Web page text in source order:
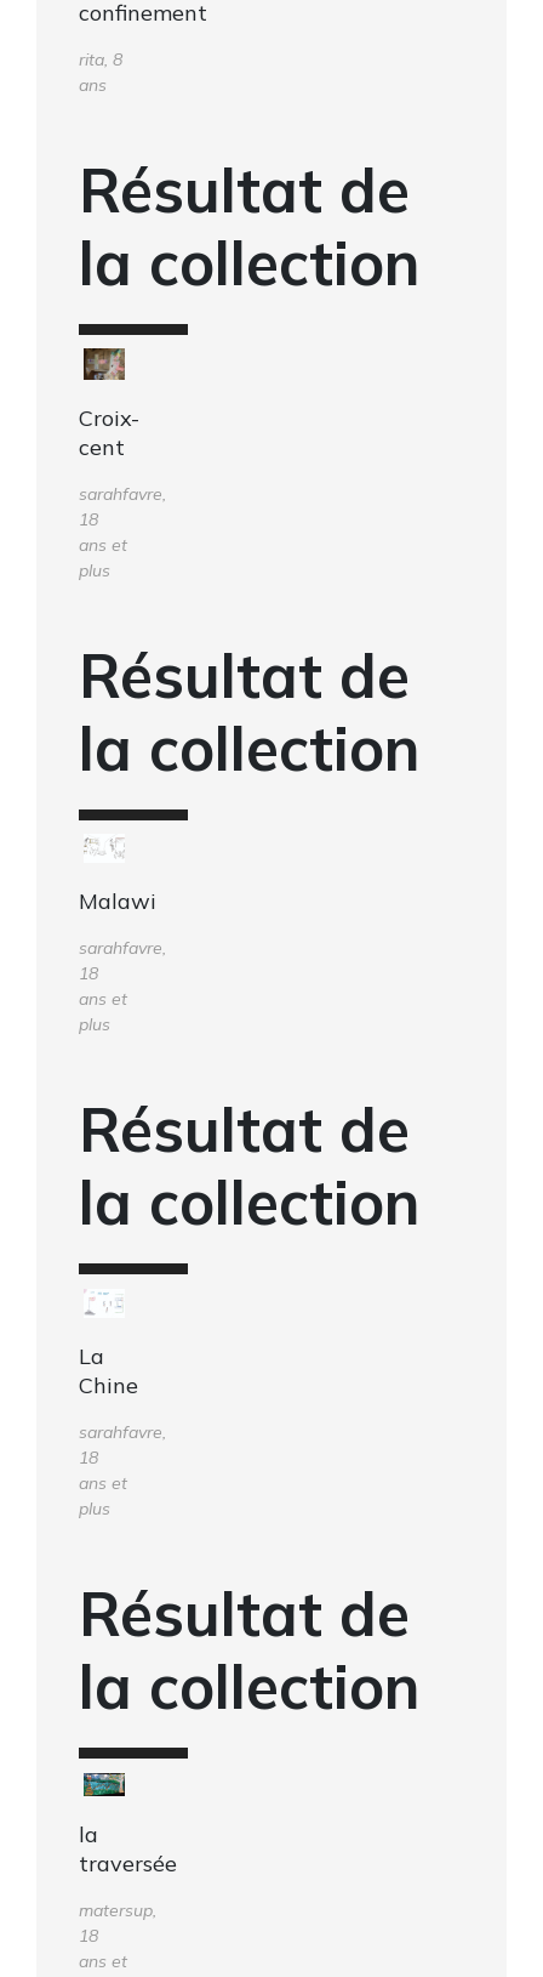
confinement
rita, 8
ans
Résultat de
la collection
Croix-
cent
sarahfavre,
18
ans et
plus
Résultat de
la collection
Malawi
sarahfavre,
18
ans et
plus
Résultat de
la collection
La
Chine
sarahfavre,
18
ans et
plus
Résultat de
la collection
la
traversée
matersup,
18
ans et